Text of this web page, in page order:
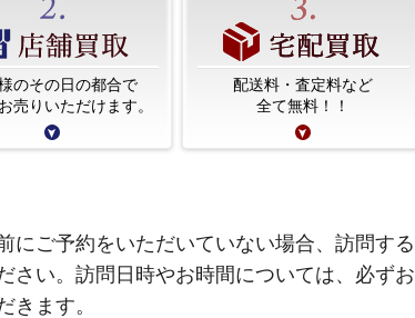
のその日の都合で
売りいただけます。
配送料・査定料など
全て無料！！
にご予約をいただいていない場合、訪問する
さい。訪問日時やお時間については、必ずお
きます。